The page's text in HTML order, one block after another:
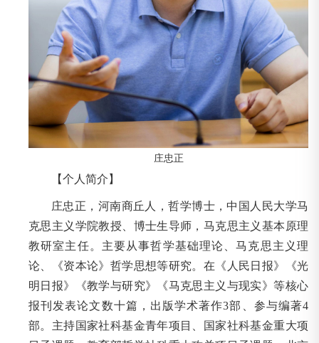
庄忠正
【个人简介】
庄忠正，河南商丘人，哲学博士，中国人民大学马
克思主义学院教授、博士生导师，马克思主义基本原理
教研室主任。主要从事哲学基础理论、马克思主义理
论、《资本论》哲学思想等研究。在《人民日报》《光
明日报》《教学与研究》《马克思主义与现实》等核心
报刊发表论文数十篇，出版学术著作3部、参与编著4
部。主持国家社科基金青年项目、国家社科基金重大项